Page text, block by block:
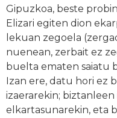
Gipuzkoa, beste
Elizari egiten dion
lekuan zegoela
nuenean, zerbait ez
buelta ematen saiatu
Izan ere, datu hori ez
izaerarekin; biztanleen
elkartasunarekin, eta